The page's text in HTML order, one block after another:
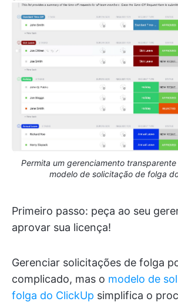
Permita um gerenciamento
modelo de solicitação de folga
Primeiro passo: peça ao seu
aprovar sua licença!
Gerenciar solicitações de folga
complicado, mas o modelo de
folga do ClickUp simplifica o